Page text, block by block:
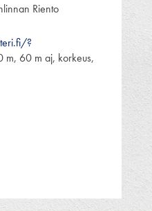
Riento
?
m, 60 m aj, korkeus,